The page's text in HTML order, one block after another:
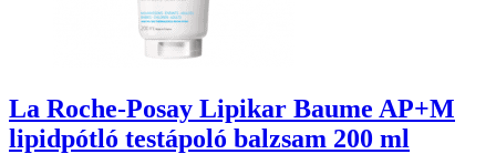
La Roche-Posay Lipikar Baume AP+M
lipidpótló testápoló balzsam 200 ml